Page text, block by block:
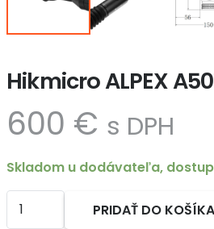
Hikmicro ALPEX
600 € s DPH
Skladom u dodávateľa,
množstvo
Hikmicro
PRIDAŤ DO KOŠÍKA
Alternative: